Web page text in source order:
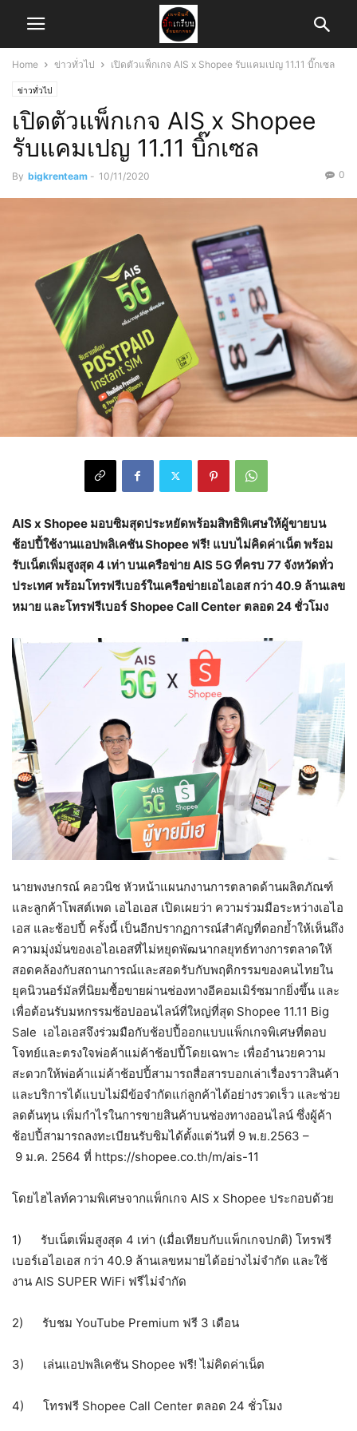
Home ข่าวทั่วไป เปิดตัวแพ็กเกจ AIS x Shopee รับแคมเปญ 11.11 บิ๊กเซล
ข่าวทั่วไป
เปิดตัวแพ็กเกจ AIS x Shopee
รับแคมเปญ 11.11 บิ๊กเซล
By bigkrenteam - 10/11/2020 0
AIS x Shopee มอบซิมสุดประหยัดพร้อมสิทธิพิเศษให้ผู้ขายบน
ช้อปปี้ใช้งานแอปพลิเคชัน Shopee ฟรี! แบบไม่คิดค่าเน็ต พร้อม
รับเน็ตเพิ่มสูงสุด 4 เท่า บนเครือข่าย AIS 5G ที่ครบ 77 จังหวัดทั่ว
ประเทศ พร้อมโทรฟรีเบอร์ในเครือข่ายเอไอเอส กว่า 40.9 ล้านเลข
หมาย และโทรฟรีเบอร์ Shopee Call Center ตลอด 24 ชั่วโมง
นายพงษกรณ์ คอวนิช หัวหน้าแผนกงานการตลาดด้านผลิตภัณฑ์
และลูกค้าโพสต์เพด เอไอเอส เปิดเผยว่า ความร่วมมือระหว่างเอไอ
เอส และช้อปปี้ ครั้งนี้ เป็นอีกปรากฏการณ์สำคัญที่ตอกย้ำให้เห็นถึง
ความมุ่งมั่นของเอไอเอสที่ไม่หยุดพัฒนากลยุทธ์ทางการตลาดให้
สอดคล้องกับสถานการณ์และสอดรับกับพฤติกรรมของคนไทยใน
ยุคนิวนอร์มัลที่นิยมซื้อขายผ่านช่องทางอีคอมเมิร์ซมากยิ่งขึ้น และ
เพื่อต้อนรับมหกรรมช้อปออนไลน์ที่ใหญ่ที่สุด Shopee 11.11 Big
Sale เอไอเอสจึงร่วมมือกับช้อปปี้ออกแบบแพ็กเกจพิเศษที่ตอบ
โจทย์และตรงใจพ่อค้าแม่ค้าช้อปปี้โดยเฉพาะ เพื่ออำนวยความ
สะดวกให้พ่อค้าแม่ค้าช้อปปี้สามารถสื่อสารบอกเล่าเรื่องราวสินค้า
และบริการได้แบบไม่มีข้อจำกัดแก่ลูกค้าได้อย่างรวดเร็ว และช่วย
ลดต้นทุน เพิ่มกำไรในการขายสินค้าบนช่องทางออนไลน์ ซึ่งผู้ค้า
ช้อปปี้สามารถลงทะเบียนรับซิมได้ตั้งแต่วันที่ 9 พ.ย.2563 –
9 ม.ค. 2564 ที่ https://shopee.co.th/m/ais-11
โดยไฮไลท์ความพิเศษจากแพ็กเกจ AIS x Shopee ประกอบด้วย
1) รับเน็ตเพิ่มสูงสุด 4 เท่า (เมื่อเทียบกับแพ็กเกจปกติ) โทรฟรี
เบอร์เอไอเอส กว่า 40.9 ล้านเลขหมายได้อย่างไม่จำกัด และใช้
งาน AIS SUPER WiFi ฟรีไม่จำกัด
2) รับชม YouTube Premium ฟรี 3 เดือน
3) เล่นแอปพลิเคชัน Shopee ฟรี! ไม่คิดค่าเน็ต
4) โทรฟรี Shopee Call Center ตลอด 24 ชั่วโมง